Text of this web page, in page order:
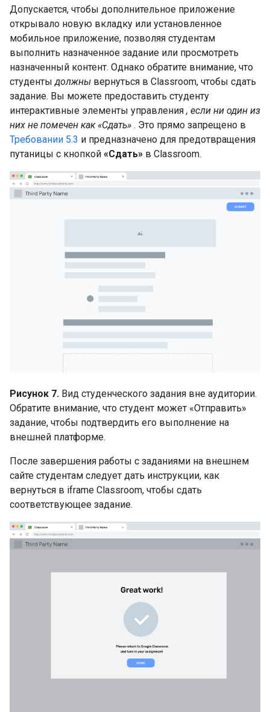
Допускается, чтобы дополнительное приложение
открывало новую вкладку или установленное
мобильное приложение, позволяя студентам
выполнить назначенное задание или просмотреть
назначенный контент. Однако обратите внимание, что
студенты должны вернуться в Classroom, чтобы сдать
задание. Вы можете предоставить студенту
интерактивные элементы управления , если ни один из
них не помечен как «Сдать» . Это прямо запрещено в
Требовании 5.3 и предназначено для предотвращения
путаницы с кнопкой «Сдать» в Classroom.
Рисунок 7. Вид студенческого задания вне аудитории.
Обратите внимание, что студент может «Отправить»
задание, чтобы подтвердить его выполнение на
внешней платформе.
После завершения работы с заданиями на внешнем
сайте студентам следует дать инструкции, как
вернуться в iframe Classroom, чтобы сдать
соответствующее задание.